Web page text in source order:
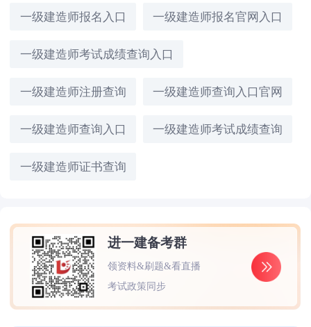
一级建造师报名入口 一级建造师报名官网入口
一级建造师考试成绩查询入口
一级建造师注册查询 一级建造师查询入口官网
一级建造师查询入口 一级建造师考试成绩查询
一级建造师证书查询
进一建备考群
领资料&刷题&看直播
考试政策同步